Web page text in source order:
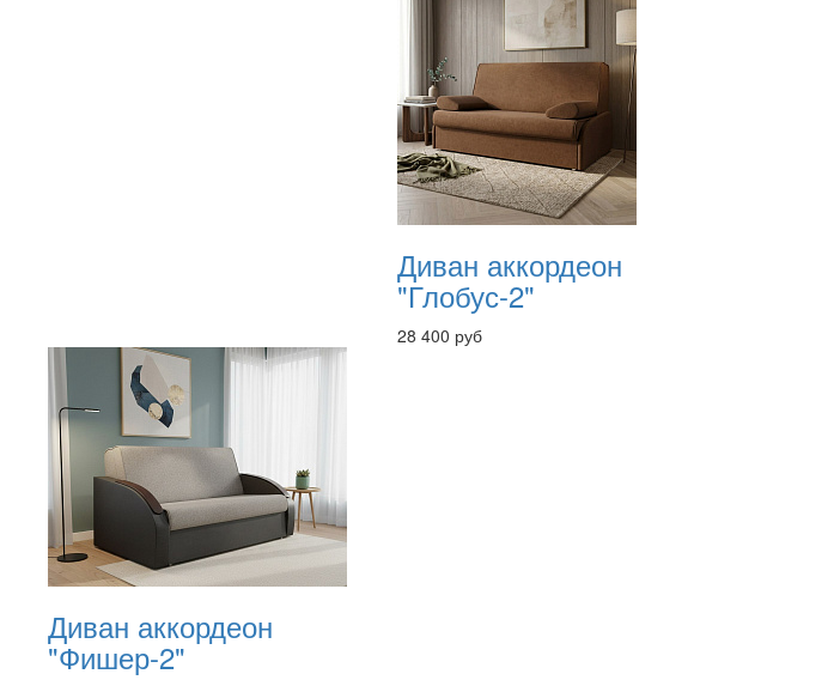
Диван аккордеон
"Глобус-2"
28 400 руб
Диван аккордеон
"Фишер-2"